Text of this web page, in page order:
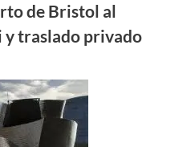
de Bristol al
traslado privado